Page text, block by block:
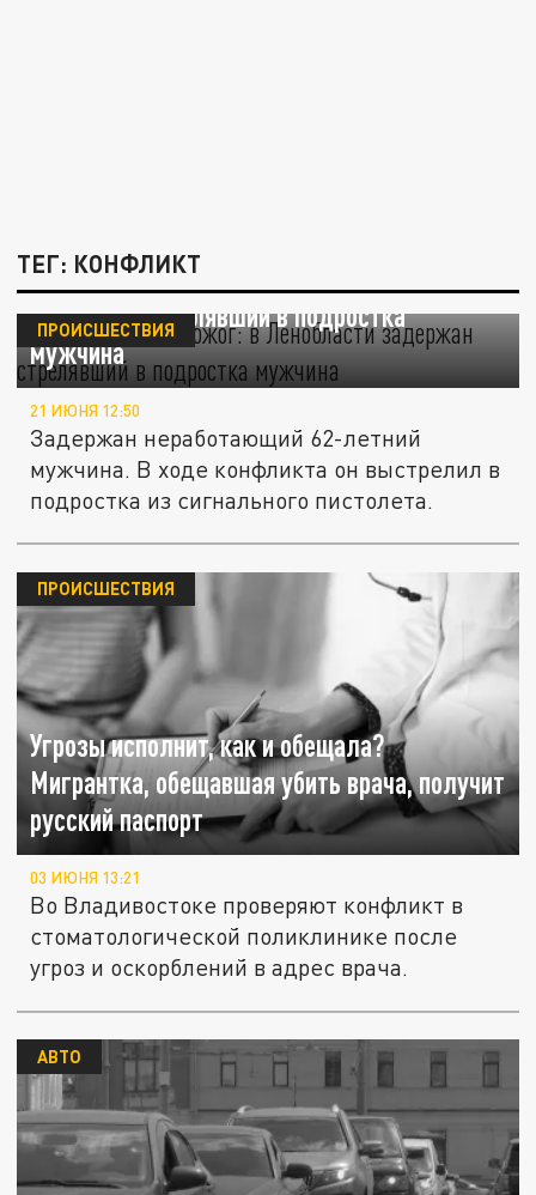
ТЕГ: КОНФЛИКТ
Ранение щеки и ожог: в Ленобласти
задержан стрелявший в подростка
мужчина
ПРОИСШЕСТВИЯ
21 ИЮНЯ 12:50
Задержан неработающий 62-летний
мужчина. В ходе конфликта он выстрелил в
подростка из сигнального пистолета.
Угрозы исполнит, как и обещала?
Мигрантка, обещавшая убить врача, получит
русский паспорт
ПРОИСШЕСТВИЯ
03 ИЮНЯ 13:21
Во Владивостоке проверяют конфликт в
стоматологической поликлинике после
угроз и оскорблений в адрес врача.
АВТО